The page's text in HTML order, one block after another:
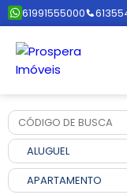
61991555000